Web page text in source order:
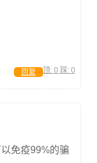
顶: 0 踩: 0
回复
免疫99%的骗